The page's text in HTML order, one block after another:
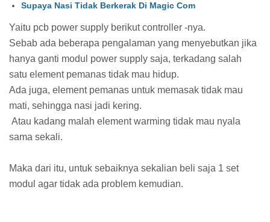
Supaya Nasi Tidak Berkerak Di Magic Com
Yaitu pcb power supply berikut controller -nya.
Sebab ada beberapa pengalaman yang menyebutkan jika
hanya ganti modul power supply saja, terkadang salah
satu element pemanas tidak mau hidup.
Ada juga, element pemanas untuk memasak tidak mau
mati, sehingga nasi jadi kering.
Atau kadang malah element warming tidak mau nyala
sama sekali.
Maka dari itu, untuk sebaiknya sekalian beli saja 1 set
modul agar tidak ada problem kemudian.